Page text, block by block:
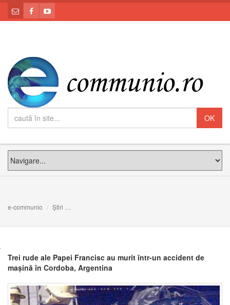
e-communio Știri
Trei rude ale Papei Francisc au murit într-un accident de
mașină în Cordoba, Argentina